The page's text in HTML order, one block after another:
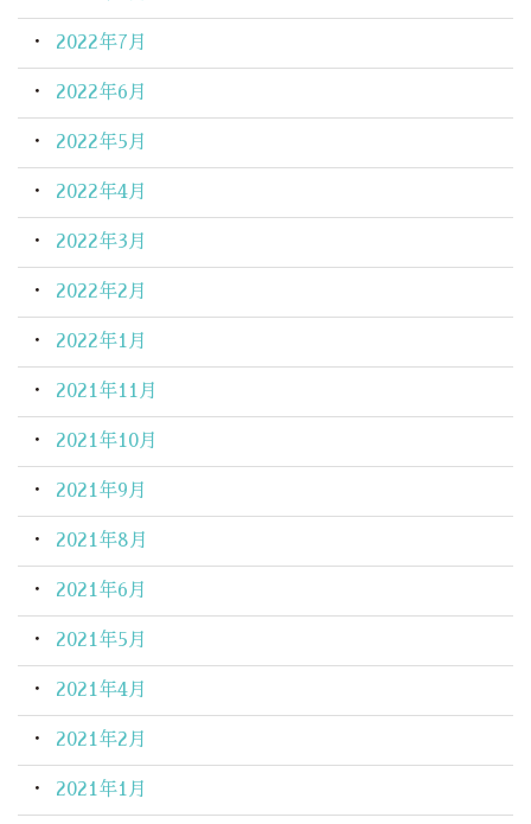
2022年7月
2022年6月
2022年5月
2022年4月
2022年3月
2022年2月
2022年1月
2021年11月
2021年10月
2021年9月
2021年8月
2021年6月
2021年5月
2021年4月
2021年2月
2021年1月